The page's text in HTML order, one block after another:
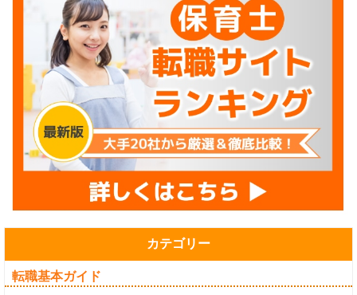
カテゴリー
転職基本ガイド